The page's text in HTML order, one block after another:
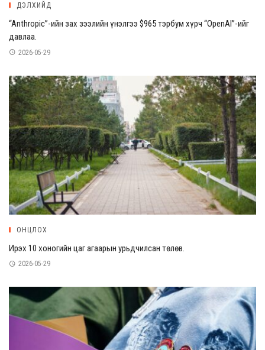
ДЭЛХИЙД
“Anthropic”-ийн зах зээлийн үнэлгээ $965 тэрбум хүрч “OpenAI”-ийг
давлаа.
2026-05-29
ОНЦЛОХ
Ирэх 10 хоногийн цаг агаарын урьдчилсан төлөв.
2026-05-29